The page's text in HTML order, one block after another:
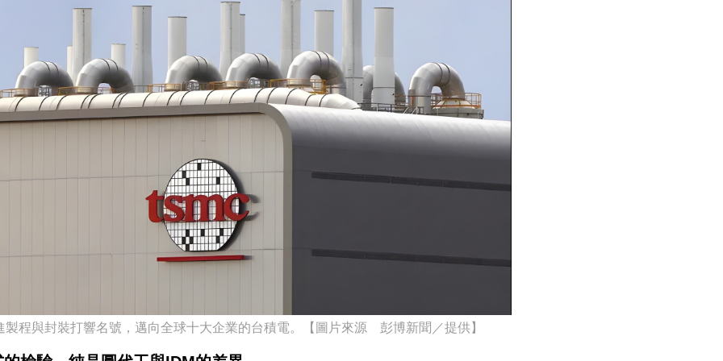
製程與封裝打響名號，邁向全球十大企業的台積電。【圖片來源 彭博新聞／提供】